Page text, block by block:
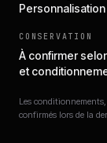
CONSERVATION
À confirmer
et
Les
confirmés lors de la